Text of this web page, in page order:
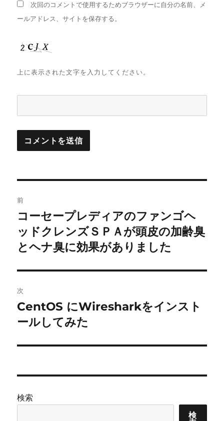
次回のコメントで使用するためブラウザーに自分の名前、メ
ールアドレス、サイトを保存する。
上に表示された文字を入力してください。
稿
ナ
ビ
ゲ
ー
シ
前
前
の
投
コーセープレディアのファンゴヘ
ッドクレンズＳＰＡが頭皮の加齢臭
とヘナ臭に効果がありました
次
次
の
稿:
CentOS にWiresharkをインスト
ールしてみた
検索
検